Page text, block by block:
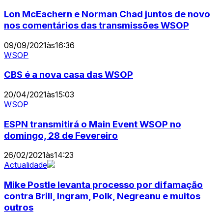
Lon McEachern e Norman Chad juntos de novo
nos comentários das transmissões WSOP
09/09/2021às16:36
WSOP
CBS é a nova casa das WSOP
20/04/2021às15:03
WSOP
ESPN transmitirá o Main Event WSOP no
domingo, 28 de Fevereiro
26/02/2021às14:23
Actualidade
Mike Postle levanta processo por difamação
contra Brill, Ingram, Polk, Negreanu e muitos
outros